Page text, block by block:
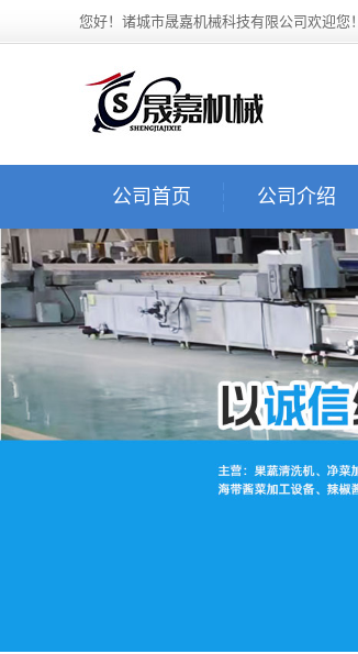
您好！诸城市晟嘉机械科技有限公司欢迎您！
公司首页 公司介绍